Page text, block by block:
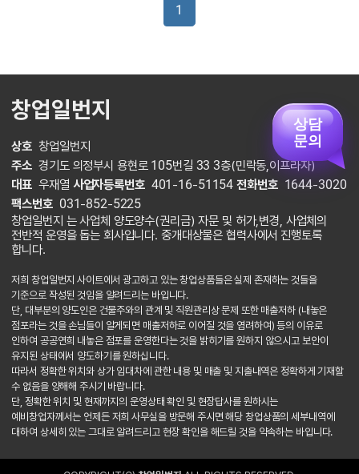
1
창업일번지
상호 창업일번지
주소 경기도 의정부시 용현로 105번길 33 3층(민락동,이프라자)
대표 우재열 사업자등록번호 401-16-51154 전화번호 1644-3020
팩스번호 031-852-5225
창업일번지 는 사업체 양도양수(권리금) 자문 및 허가,변경, 사업체의
전반적 운영을 돕는 회사입니다. 중개대상물은 협력사에서 진행토록
합니다.
저희 창업일번지 사이트에서 광고하고 있는 창업상품들은 실제 존재하는 것들을
기준으로 작성된 것임을 알려드리는 바입니다.
단, 대부분의 양도인은 건물주와의 관계 및 직원관리상 문제 또한 매출저하 (내놓은
점포라는 것을 손님들이 알게되면 매출저하로 이어질 것을 염려하여) 등의 이유로
인하여 공공연희 내놓은 점포를 운영한다는 것을 밝히기를 원하지 않으시고 보안이
유지된 상태에서 양도하기를 원하십니다.
따라서 정확한 위치와 상가 임대차에 관한 내용 및 매출 및 지출내역은 정확하게 기재할
수 없음을 양해해 주시기 바랍니다.
단, 정확한 위치 및 현재까지의 운영상태 확인 및 현장답사를 원하시는
예비창업자께서는 언제든 저희 사무실을 방문해 주시면 해당 창업상품의 세부내역에
대하여 상세히 있는 그대로 알려드리고 현장 확인을 해드릴 것을 약속하는 바입니다.
상담
문의